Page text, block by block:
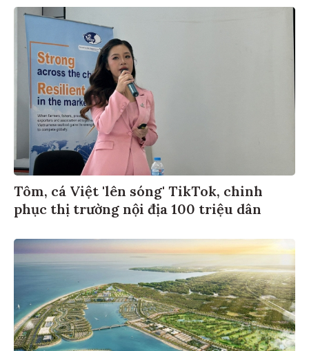
Tôm, cá Việt 'lên sóng' TikTok, chinh
phục thị trường nội địa 100 triệu dân